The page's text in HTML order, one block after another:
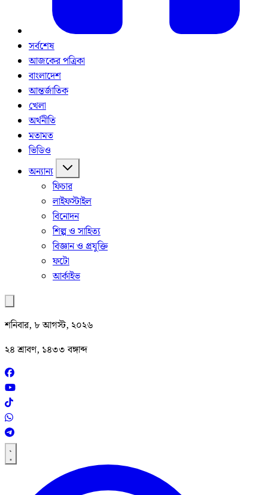
সর্বশেষ
আজকের পত্রিকা
বাংলাদেশ
আন্তর্জাতিক
খেলা
অর্থনীতি
মতামত
ভিডিও
অন্যান্য
ফিচার
লাইফস্টাইল
বিনোদন
শিল্প ও সাহিত্য
বিজ্ঞান ও প্রযুক্তি
ফটো
আর্কাইভ
শনিবার, ৮ আগস্ট, ২০২৬
২৪ শ্রাবণ, ১৪৩৩ বঙ্গাব্দ